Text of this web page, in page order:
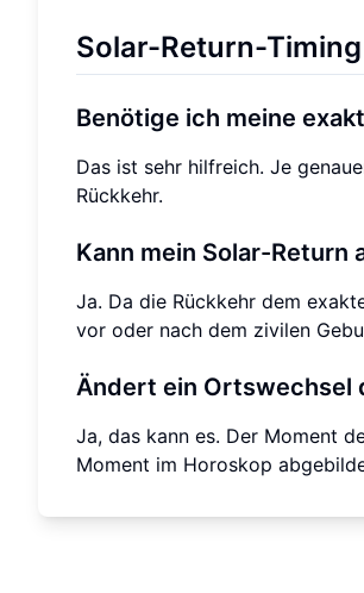
Solar-Return-Timing
Benötige ich meine
Das ist sehr hilfreich. Je
Rückkehr.
Kann mein Solar-
Ja. Da die Rückkehr dem
vor oder nach dem zivilen
Ändert ein Ortswechsel
Ja, das kann es. Der Moment
Moment im Horoskop